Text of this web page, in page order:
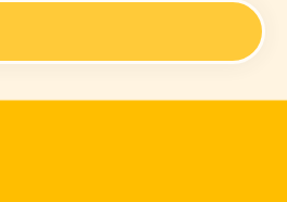
o campo de pesquisa está